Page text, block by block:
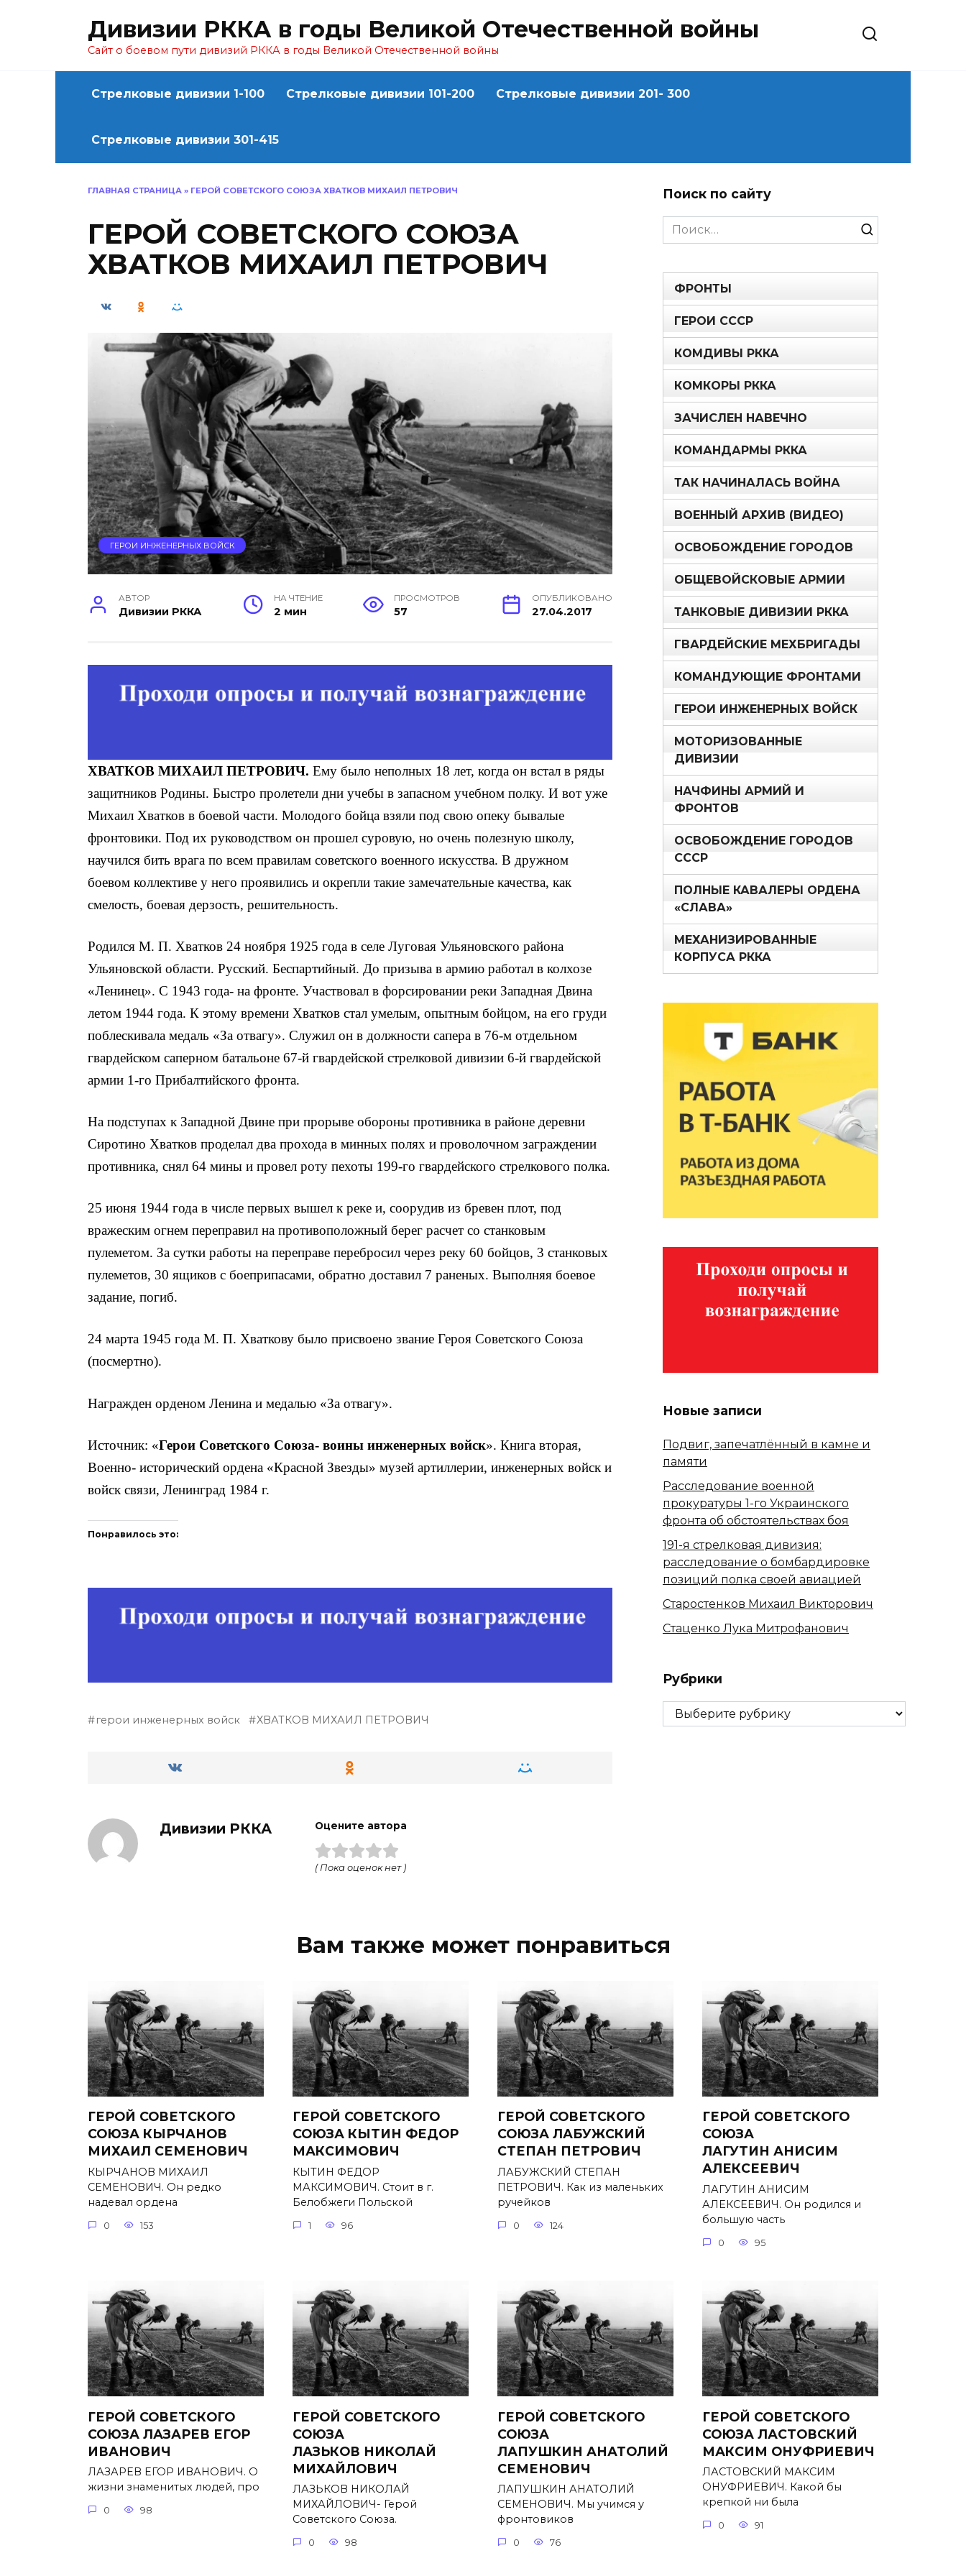
Дивизии РККА в годы Великой Отечественной войны
Сайт о боевом пути дивизий РККА в годы Великой Отечественной войны
Стрелковые дивизии 1-100 Стрелковые дивизии 101-200 Стрелковые дивизии 201- 300
Стрелковые дивизии 301-415
ГЛАВНАЯ СТРАНИЦА » ГЕРОЙ СОВЕТСКОГО СОЮЗА ХВАТКОВ МИХАИЛ ПЕТРОВИЧ
ГЕРОЙ СОВЕТСКОГО СОЮЗА
ХВАТКОВ МИХАИЛ ПЕТРОВИЧ
ГЕРОИ ИНЖЕНЕРНЫХ ВОЙСК
АВТОР
Дивизии РККА
НА ЧТЕНИЕ
2 мин
ПРОСМОТРОВ
57
ОПУБЛИКОВАНО
27.04.2017
ХВАТКОВ МИХАИЛ ПЕТРОВИЧ. Ему было неполных 18 лет, когда он встал в ряды
защитников Роди­ны. Быстро пролетели дни учебы в запасном учебном полку. И вот уже
Михаил Хватков в боевой части. Молодого бойца взяли под свою опеку бывалые
фронтовики. Под их руководством он прошел суровую, но очень полезную школу,
научился бить врага по всем правилам совет­ского военного искусства. В друж­ном
боевом коллективе у него проявились и окрепли такие замеча­тельные качества, как
смелость, бое­вая дерзость, решительность.
Родился М. П. Хватков 24 ноября 1925 года в селе Луговая Ульяновского района
Ульяновской области. Русский. Беспартий­ный. До призыва в армию работал в колхозе
«Ленинец». С 1943 го­да- на фронте. Участвовал в форсировании реки Западная Двина
летом 1944 года. К этому времени Хватков стал умелым, опытным бойцом, на его груди
поблескивала медаль «За отвагу». Служил он в должности сапера в 76-м отдельном
гвардейском саперном ба­тальоне 67-й гвардейской стрелковой дивизии 6-й гвардейской
армии 1-го Прибалтийского фронта.
На подступах к Западной Двине при прорыве обороны против­ника в районе деревни
Сиротино Хватков проделал два прохода в минных полях и проволочном заграждении
противника, снял 64 мины и провел роту пехоты 199-го гвардейского стрелкового полка.
25 июня 1944 года в числе первых вышел к реке и, соорудив из бревен плот, под
вражеским огнем переправил на противоположный берег расчет со станковым
пулеметом. За сутки работы на переправе перебросил через реку 60 бойцов, 3 станковых
пулеме­тов, 30 ящиков с боеприпасами, обратно доставил 7 раненых. Вы­полняя боевое
задание, погиб.
24 марта 1945 года М. П. Хваткову было присвоено звание Героя Советского Союза
(посмертно).
Награжден орденом Ленина и медалью «За отвагу».
Источник: «Герои Советского Союза- воины инженер­ных войск». Книга вторая,
Военно- исторический ордена «Красной Звезды» музей артиллерии, инженерных войск и
войск связи, Ленинград 1984 г.
Понравилось это:
герои инженерных войск ХВАТКОВ МИХАИЛ ПЕТРОВИЧ
Дивизии РККА Оцените автора
( Пока оценок нет )
Поиск по сайту
Search
for:
ФРОНТЫ
ГЕРОИ СССР
КОМДИВЫ РККА
КОМКОРЫ РККА
ЗАЧИСЛЕН НАВЕЧНО
КОМАНДАРМЫ РККА
ТАК НАЧИНАЛАСЬ ВОЙНА
ВОЕННЫЙ АРХИВ (ВИДЕО)
ОСВОБОЖДЕНИЕ ГОРОДОВ
ОБЩЕВОЙСКОВЫЕ АРМИИ
ТАНКОВЫЕ ДИВИЗИИ РККА
ГВАРДЕЙСКИЕ МЕХБРИГАДЫ
КОМАНДУЮЩИЕ ФРОНТАМИ
ГЕРОИ ИНЖЕНЕРНЫХ ВОЙСК
МОТОРИЗОВАННЫЕ
ДИВИЗИИ
НАЧФИНЫ АРМИЙ И
ФРОНТОВ
ОСВОБОЖДЕНИЕ ГОРОДОВ
СССР
ПОЛНЫЕ КАВАЛЕРЫ ОРДЕНА
«СЛАВА»
МЕХАНИЗИРОВАННЫЕ
КОРПУСА РККА
Новые записи
Подвиг, запечатлённый в камне и
памяти
Расследование военной
прокуратуры 1-го Украинского
фронта об обстоятельствах боя
191-я стрелковая дивизия:
расследование о бомбардировке
позиций полка своей авиацией
Старостенков Михаил Викторович
Стаценко Лука Митрофанович
Рубрики
Рубрики
Вам также может понравиться
ГЕРОЙ СОВЕТСКОГО
СОЮЗА КЫРЧАНОВ
МИХАИЛ СЕМЕНОВИЧ
КЫРЧАНОВ МИХАИЛ
СЕМЕНОВИЧ. Он редко
надевал ордена
0 153
ГЕРОЙ СОВЕТСКОГО
СОЮЗА КЫТИН ФЕДОР
МАКСИМОВИЧ
КЫТИН ФЕДОР
МАКСИМОВИЧ. Стоит в г.
Белобжеги Польской
1 96
ГЕРОЙ СОВЕТСКОГО
СОЮЗА ЛАБУЖСКИЙ
СТЕПАН ПЕТРОВИЧ
ЛАБУЖСКИЙ СТЕПАН
ПЕТРОВИЧ. Как из маленьких
ручейков
0 124
ГЕРОЙ СОВЕТСКОГО
СОЮЗА
ЛАГУТИН АНИСИМ
АЛЕКСЕЕВИЧ
ЛАГУТИН АНИСИМ
АЛЕКСЕЕВИЧ. Он родился и
большую часть
0 95
ГЕРОЙ СОВЕТСКОГО
СОЮЗА ЛАЗАРЕВ ЕГОР
ИВАНОВИЧ
ЛАЗАРЕВ ЕГОР ИВАНОВИЧ. О
жизни знаменитых людей, про
0 98
ГЕРОЙ СОВЕТСКОГО
СОЮЗА
ЛАЗЬКОВ НИКОЛАЙ
МИХАЙЛОВИЧ
ЛАЗЬКОВ НИКОЛАЙ
МИХАЙЛОВИЧ- Герой
Советского Союза.
0 98
ГЕРОЙ СОВЕТСКОГО
СОЮЗА
ЛАПУШКИН АНАТОЛИЙ
СЕМЕНОВИЧ
ЛАПУШКИН АНАТОЛИЙ
СЕМЕНОВИЧ. Мы учимся у
фронтовиков
0 76
ГЕРОЙ СОВЕТСКОГО
СОЮЗА ЛАСТОВСКИЙ
МАКСИМ ОНУФРИЕВИЧ
ЛАСТОВСКИЙ МАКСИМ
ОНУФРИЕВИЧ. Какой бы
крепкой ни была
0 91